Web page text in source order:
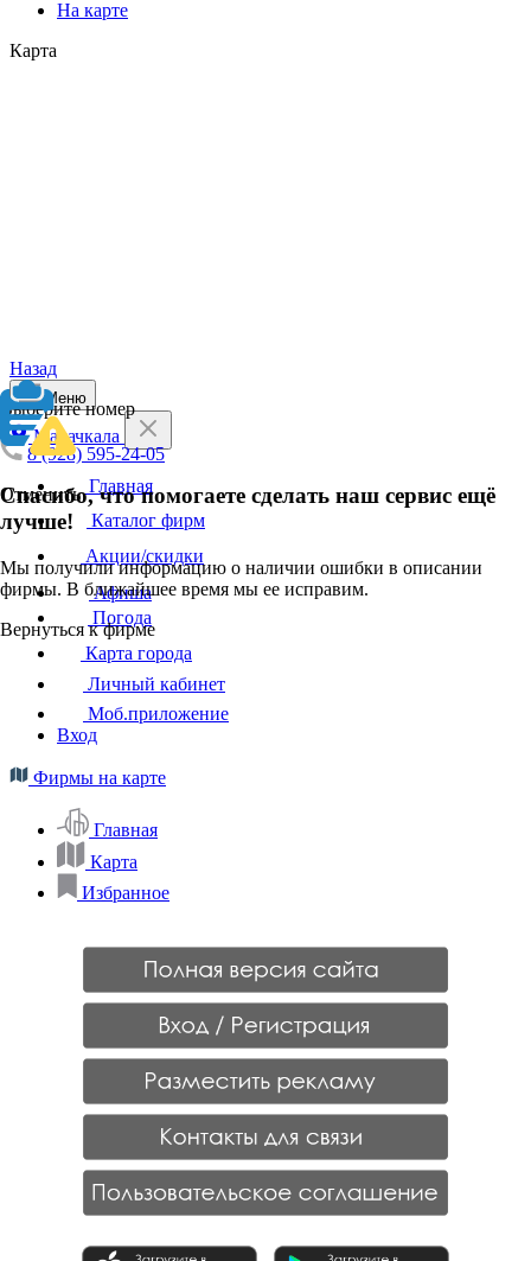
На карте
Карта
Назад
Выберите номер
8 (928) 595-24-05
Отменить
Спасибо, что помогаете сделать наш сервис ещё
лучше!
Мы получили информацию о наличии ошибки в описании
фирмы. В ближайшее время мы ее исправим.
Вернуться к фирме
Меню
Махачкала
Главная
Каталог фирм
Акции/скидки
Афиша
Погода
Карта города
Личный кабинет
Моб.приложение
Вход
Фирмы на карте
Главная
Карта
Избранное